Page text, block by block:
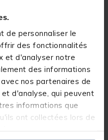
de personnaliser le
des fonctionnalités
et d'analyser notre
des informations
nos partenaires de
d'analyse, qui peuvent
informations que
ont collectées lors de
à la main,
sous blister.